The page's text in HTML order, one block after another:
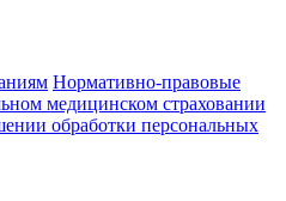
Нормативно-правовые
медицинском страховании
обработки персональных